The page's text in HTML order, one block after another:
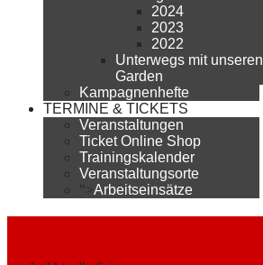
2024
2023
2022
Unterwegs mit unseren
Garden
Kampagnenhefte
TERMINE & TICKETS
Veranstaltungen
Ticket Online Shop
Trainingskalender
Veranstaltungsorte
">Arbeitseinsätze